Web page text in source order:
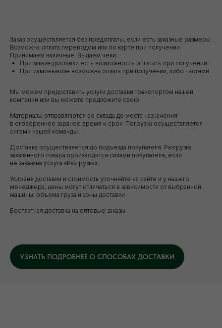
Заказ осуществляется без предоплаты, если есть заказные размеры.
Возможна оплата переводом или по карте при получении.
Принимаем наличные. Выдаем чеки.
При заказе доставки есть возможность оплатить при получении
При самовывозе возможна оплата при получении, либо частями
Мы можем предоставить услуги доставки транспортом нашей
компании или вы можете предложите свою.
Материалы отправляются со склада до места назначения
в оговоренное заранее время и срок. Погрузка осуществляется
силами нашей команды.
Доставка осуществляется до подъезда покупателя. Разгрузка
заказанного товара производится силами покупателя, если
не заказана услуга «Разгрузка».
Условия доставки и стоимость уточняйте на сайте и у нашего
менеджера, цены могут отличаться в зависимости от выбранной
машины, объема груза и зоны доставки.
Бесплатная доставка на оптовые заказы.
УЗНАТЬ ПОДРОБНЕЕ О СПОСОБАХ ДОСТАВКИ